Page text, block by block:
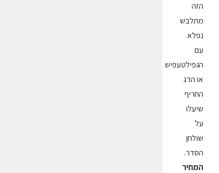
הזה
מתלבש
נפלא
עם
הגפילטעפיש
או הדג
החריף
שיעלו
על
שולחן
הסדר.
המחיר